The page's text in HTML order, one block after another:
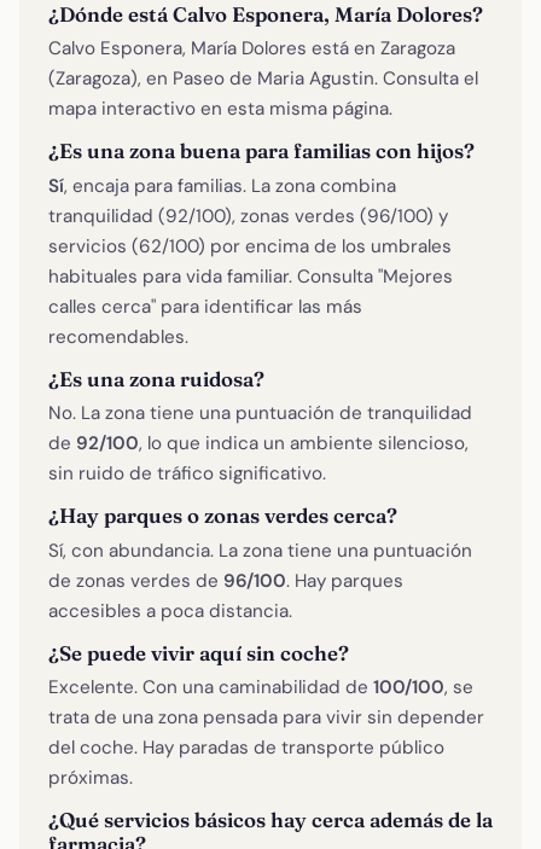
¿Dónde está Calvo Esponera, María Dolores?
Calvo Esponera, María Dolores está en Zaragoza
(Zaragoza), en Paseo de Maria Agustin. Consulta el
mapa interactivo en esta misma página.
¿Es una zona buena para familias con hijos?
Sí, encaja para familias. La zona combina
tranquilidad (92/100), zonas verdes (96/100) y
servicios (62/100) por encima de los umbrales
habituales para vida familiar. Consulta "Mejores
calles cerca" para identificar las más
recomendables.
¿Es una zona ruidosa?
No. La zona tiene una puntuación de tranquilidad
de 92/100, lo que indica un ambiente silencioso,
sin ruido de tráfico significativo.
¿Hay parques o zonas verdes cerca?
Sí, con abundancia. La zona tiene una puntuación
de zonas verdes de 96/100. Hay parques
accesibles a poca distancia.
¿Se puede vivir aquí sin coche?
Excelente. Con una caminabilidad de 100/100, se
trata de una zona pensada para vivir sin depender
del coche. Hay paradas de transporte público
próximas.
¿Qué servicios básicos hay cerca además de la
farmacia?